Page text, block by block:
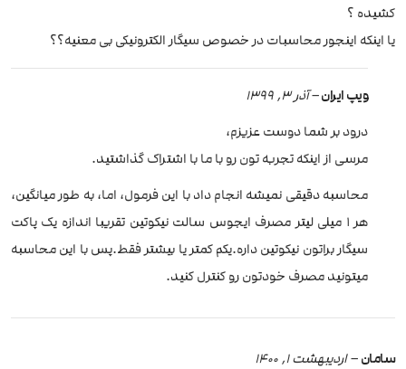
کشیده ؟
یا اینکه اینجور محاسبات در خصوص سیگار الکترونیکی بی معنیه؟؟
ویپ ایران–آذر 3, 1399
درود بر شما دوست عزیزم،
مرسی از اینکه تجربه تون رو با ما با اشتراک گذاشتید.
محاسبه دقیقی نمیشه انجام داد با این فرمول، اما، به طور میانگین،
هر 1 میلی لیتر مصرف ایجوس سالت نیکوتین تقریبا اندازه یک پاکت
سیگار براتون نیکوتین داره.یکم کمتر یا بیشتر فقط.پس با این محاسبه
میتونید مصرف خودتون رو کنترل کنید.
سامان–اردیبهشت 1, 1400